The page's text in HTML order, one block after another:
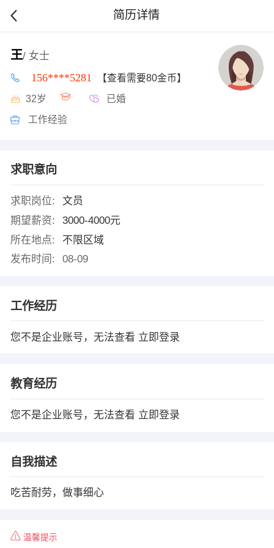
简历详情
王/ 女士
156****5281 【查看需要80金币】
32岁 已婚
工作经验
求职意向
求职岗位:
文员
期望薪资:
3000-4000元
所在地点:
不限区域
发布时间:
08-09
工作经历
您不是企业账号，无法查看 立即登录
教育经历
您不是企业账号，无法查看 立即登录
自我描述
吃苦耐劳，做事细心
温馨提示